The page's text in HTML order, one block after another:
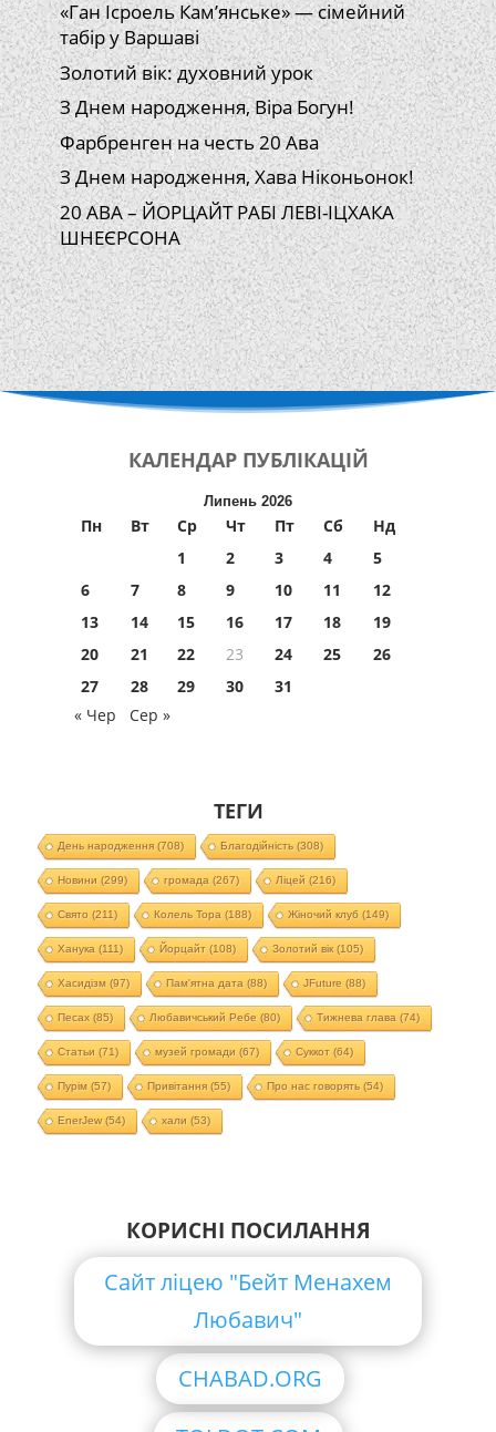
«Ган Ісроель Кам’янське» — сімейний
табір у Варшаві
Золотий вік: духовний урок
З Днем народження, Віра Богун!
Фарбренген на честь 20 Ава
З Днем народження, Хава Ніконьонок!
20 АВА – ЙОРЦАЙТ РАБІ ЛЕВІ-ІЦХАКА
ШНЕЄРСОНА
КАЛЕНДАР ПУБЛІКАЦІЙ
Липень 2026
Пн Вт Ср Чт Пт Сб
Нд
1
2 3 4
5
6
7 8 9 10 11
12
13
14 15 16 17 18
19
20
21 22 23 24 25
26
27
28 29 30
31
« Чер
Сер »
ТЕГИ
День народження(708) Благодійність(308)
Новини (299) громада (267) Ліцей (216)
Свято (211) Колель Тора (188) Жіночий клуб (149)
Ханука (111) Йорцайт (108) Золотий вік(105)
Хасидізм (97) Пам'ятна дата (88) JFuture (88)
Песах(85) Любавичський Ребе (80) Тижнева глава (74)
Статьи (71) музей громади (67) Суккот (64)
Пурім (57) Привітання(55) Про нас говорять(54)
EnerJew(54) хали (53)
КОРИСНІ ПОСИЛАННЯ
Сайт ліцею "Бейт Менахем
Любавич"
CHABAD.ORG